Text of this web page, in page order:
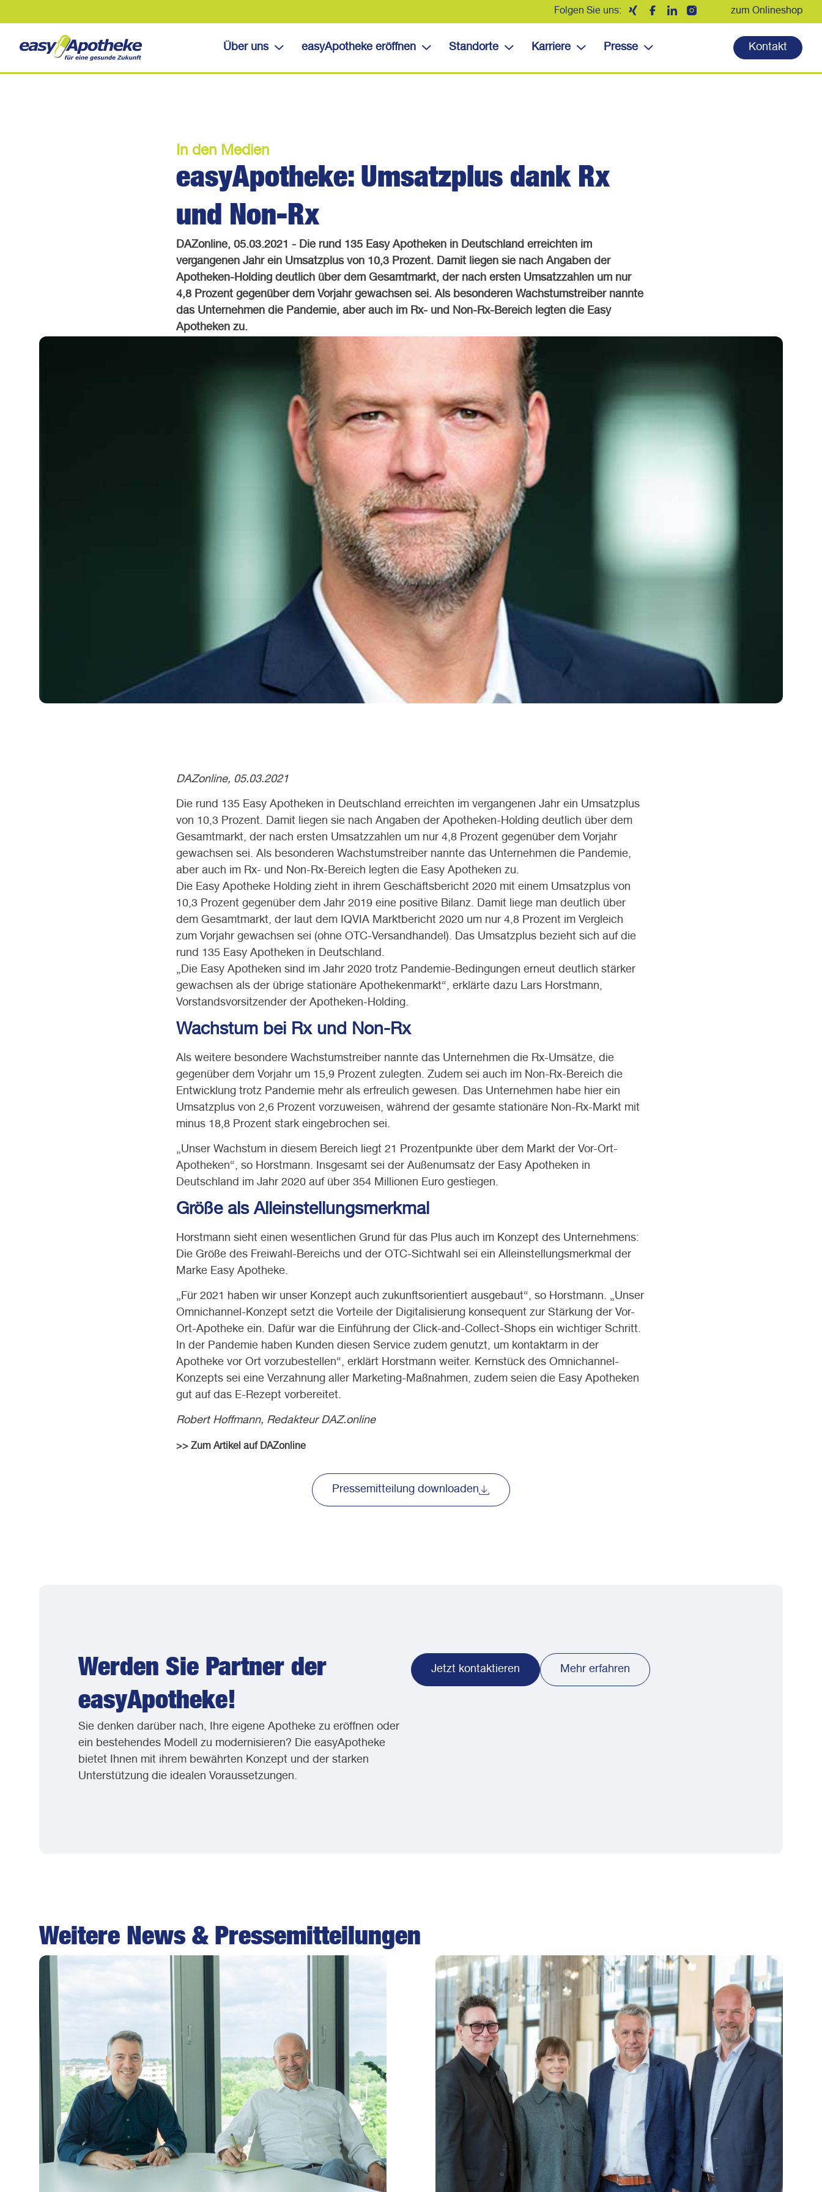
Folgen Sie uns: zum Onlineshop
Über uns easyApotheke eröffnen Standorte Karriere Presse Kontakt
In den Medien
easyApotheke: Umsatzplus dank Rx
und Non-Rx
DAZonline, 05.03.2021 - Die rund 135 Easy Apotheken in Deutschland erreichten im
vergangenen Jahr ein Umsatzplus von 10,3 Prozent. Damit liegen sie nach Angaben der
Apotheken-Holding deutlich über dem Gesamtmarkt, der nach ersten Umsatzzahlen um nur
4,8 Prozent gegenüber dem Vorjahr gewachsen sei. Als besonderen Wachstumstreiber nannte
das Unternehmen die Pandemie, aber auch im Rx- und Non-Rx-Bereich legten die Easy
Apotheken zu.
DAZonline, 05.03.2021
Die rund 135 Easy Apotheken in Deutschland erreichten im vergangenen Jahr ein Umsatzplus
von 10,3 Prozent. Damit liegen sie nach Angaben der Apotheken-Holding deutlich über dem
Gesamtmarkt, der nach ersten Umsatzzahlen um nur 4,8 Prozent gegenüber dem Vorjahr
gewachsen sei. Als besonderen Wachstumstreiber nannte das Unternehmen die Pandemie,
aber auch im Rx- und Non-Rx-Bereich legten die Easy Apotheken zu.
Die Easy Apotheke Holding zieht in ihrem Geschäftsbericht 2020 mit einem Umsatzplus von
10,3 Prozent gegenüber dem Jahr 2019 eine positive Bilanz. Damit liege man deutlich über
dem Gesamtmarkt, der laut dem IQVIA Marktbericht 2020 um nur 4,8 Prozent im Vergleich
zum Vorjahr gewachsen sei (ohne OTC-Versandhandel). Das Umsatzplus bezieht sich auf die
rund 135 Easy Apotheken in Deutschland.
„Die Easy Apotheken sind im Jahr 2020 trotz Pandemie-Bedingungen erneut deutlich stärker
gewachsen als der übrige stationäre Apothekenmarkt“, erklärte dazu Lars Horstmann,
Vorstandsvorsitzender der Apotheken-Holding.
Wachstum bei Rx und Non-Rx
Als weitere besondere Wachstumstreiber nannte das Unternehmen die Rx-Umsätze, die
gegenüber dem Vorjahr um 15,9 Prozent zulegten. Zudem sei auch im Non-Rx-Bereich die
Entwicklung trotz Pandemie mehr als erfreulich gewesen. Das Unternehmen habe hier ein
Umsatzplus von 2,6 Prozent vorzuweisen, während der gesamte stationäre Non-Rx-Markt mit
minus 18,8 Prozent stark eingebrochen sei.
„Unser Wachstum in diesem Bereich liegt 21 Prozentpunkte über dem Markt der Vor-Ort-
Apotheken“, so Horstmann. Insgesamt sei der Außenumsatz der Easy Apotheken in
Deutschland im Jahr 2020 auf über 354 Millionen Euro gestiegen.
Größe als Alleinstellungsmerkmal
Horstmann sieht einen wesentlichen Grund für das Plus auch im Konzept des Unternehmens:
Die Größe des Freiwahl-Bereichs und der OTC-Sichtwahl sei ein Alleinstellungsmerkmal der
Marke Easy Apotheke.
„Für 2021 haben wir unser Konzept auch zukunftsorientiert ausgebaut“, so Horstmann. „Unser
Omnichannel-Konzept setzt die Vorteile der Digitalisierung konsequent zur Stärkung der Vor-
Ort-Apotheke ein. Dafür war die Einführung der Click-and-Collect-Shops ein wichtiger Schritt.
In der Pandemie haben Kunden diesen Service zudem genutzt, um kontaktarm in der
Apotheke vor Ort vorzubestellen“, erklärt Horstmann weiter. Kernstück des Omnichannel-
Konzepts sei eine Verzahnung aller Marketing-Maßnahmen, zudem seien die Easy Apotheken
gut auf das E-Rezept vorbereitet.
Robert Hoffmann, Redakteur DAZ.online
>> Zum Artikel auf DAZonline
Pressemitteilung downloaden
Werden Sie Partner der
easyApotheke!
Sie denken darüber nach, Ihre eigene Apotheke zu eröffnen oder
ein bestehendes Modell zu modernisieren? Die easyApotheke
bietet Ihnen mit ihrem bewährten Konzept und der starken
Unterstützung die idealen Voraussetzungen.
Jetzt kontaktieren Mehr erfahren
Weitere News & Pressemitteilungen